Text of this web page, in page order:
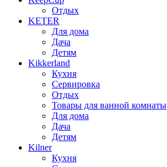
Отдых
KETER
Для дома
Дача
Детям
Kikkerland
Кухня
Сервировка
Отдых
Товары для ванной комнаты
Для дома
Дача
Детям
Kilner
Кухня